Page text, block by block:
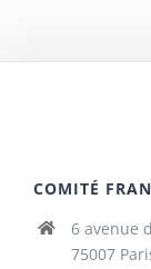
COMITÉ
6 avenue
75007